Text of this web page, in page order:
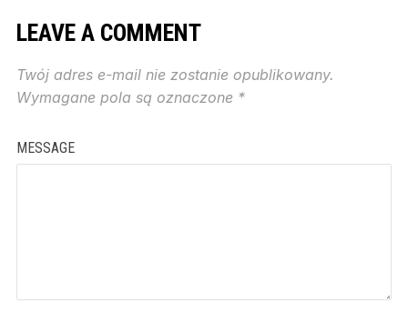
LEAVE A COMMENT
Twój adres e-mail nie zostanie opublikowany.
Wymagane pola są oznaczone *
MESSAGE